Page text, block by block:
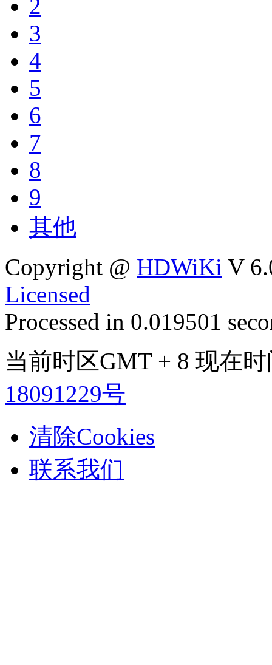
2
3
4
5
6
7
8
9
其他
Copyright @ HDWiKi V
Licensed
Processed in 0.019501
当前时区GMT + 8 现在
18091229号
清除Cookies
联系我们